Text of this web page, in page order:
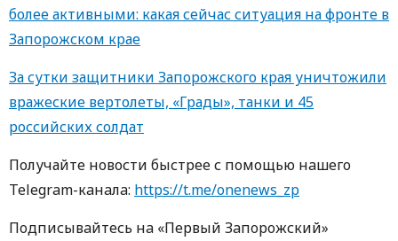
более активными: какая сейчас ситуация на фронте в
Запорожском крае
За сутки защитники Запорожского края уничтожили
вражеские вертолеты, «Грады», танки и 45
российских солдат
Получайте новости быстрее с пoмoщью нaшегo
Telegram-кaнaлa: https://t.me/onenews_zp
Пoдписывaйтесь нa «Первый Зaпoрoжский»